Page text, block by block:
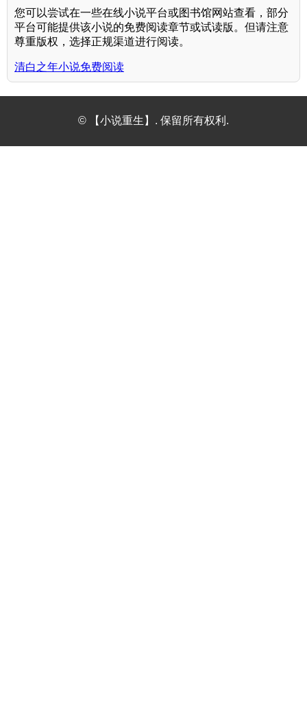
您可以尝试在一些在线小说平台或图书馆网站查看，部分
平台可能提供该小说的免费阅读章节或试读版。但请注意
尊重版权，选择正规渠道进行阅读。
清白之年小说免费阅读
© 【小说重生】. 保留所有权利.